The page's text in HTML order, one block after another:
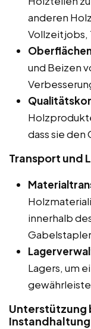
anderen
Vollzeitjobs,
und Beizen
dass sie
Transport und
innerhalb
Lagers, um
Unterstützung
Instandhaltung